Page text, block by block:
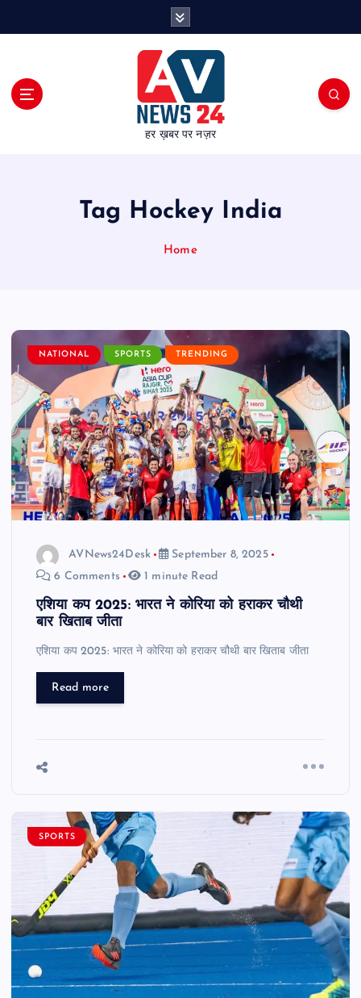
हर ख़बर पर नज़र
Tag Hockey India
Home
NATIONAL SPORTS TRENDING
AVNews24Desk
September 8, 2025
6 Comments
1 minute Read
एशिया कप 2025: भारत ने कोरिया को हराकर चौथी
बार खिताब जीता
एशिया कप 2025: भारत ने कोरिया को हराकर चौथी बार खिताब जीता
Read more
SPORTS